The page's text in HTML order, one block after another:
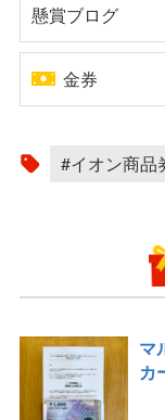
懸賞ブログ
金券
#イオン商品
マ
カ